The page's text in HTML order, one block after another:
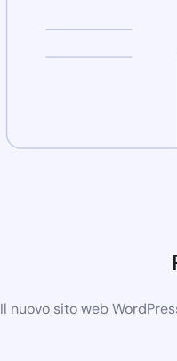
Il nuovo sito web